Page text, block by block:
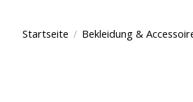
Startseite / Bekleidung &